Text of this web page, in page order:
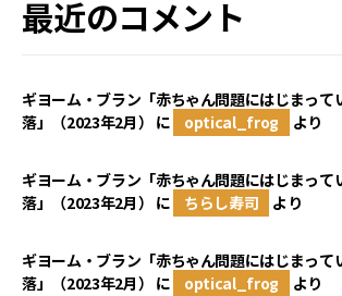
最近のコメント
ギヨーム・ブラン「赤ちゃん問題にはじまって
落」（2023年2月） に optical_frog より
ギヨーム・ブラン「赤ちゃん問題にはじまって
落」（2023年2月） に ちらし寿司 より
ギヨーム・ブラン「赤ちゃん問題にはじまって
落」（2023年2月） に optical_frog より